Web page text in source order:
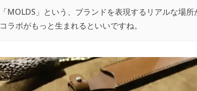
「MOLDS」という、ブランドを表現するリアルな場
コラボがもっと生まれるといいですね。